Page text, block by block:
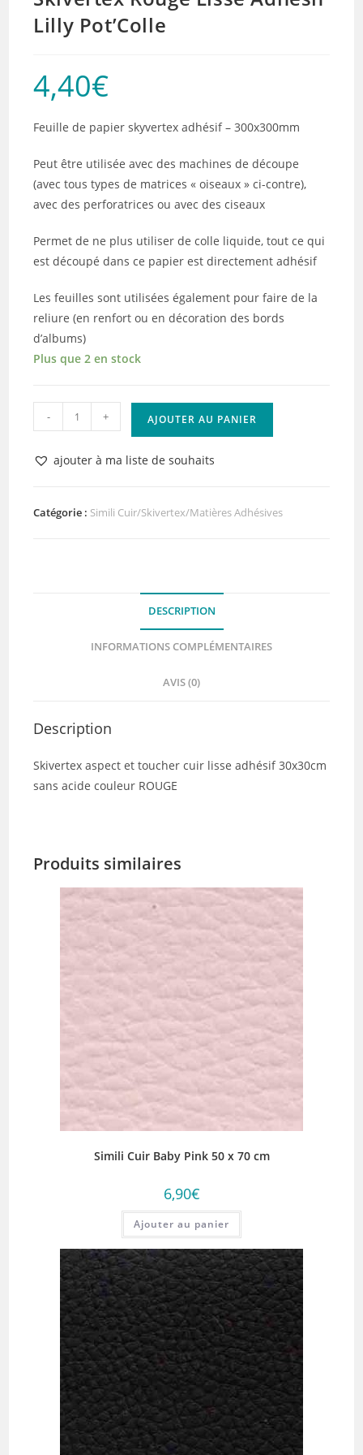
Lilly Pot’Colle
4,40€
Feuille de papier skyvertex adhésif – 300x300mm
Peut être utilisée avec des machines de découpe
(avec tous types de matrices « oiseaux » ci-contre),
avec des perforatrices ou avec des ciseaux
Permet de ne plus utiliser de colle liquide, tout ce qui
est découpé dans ce papier est directement adhésif
Les feuilles sont utilisées également pour faire de la
reliure (en renfort ou en décoration des bords
d’albums)
Plus que 2 en stock
quantité
de
Skivertex
Rouge
Adhésif
- + AJOUTER AU PANIER
ajouter à ma liste de souhaits
Catégorie : Simili Cuir/Skivertex/Matières Adhésives
DESCRIPTION
INFORMATIONS COMPLÉMENTAIRES
AVIS (0)
Description
Skivertex aspect et toucher cuir lisse adhésif 30x30cm
sans acide couleur ROUGE
Produits similaires
Simili Cuir Baby Pink 50 x 70 cm
6,90€
Ajouter au panier